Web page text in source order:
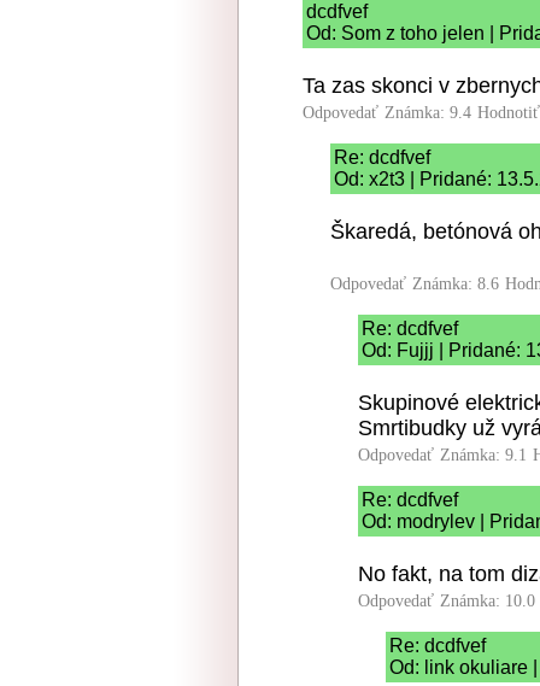
dcdfvef
Od: Som z toho jelen |
Ta zas skonci v
Odpovedať Známka: 9.4
Re: dcdfvef
Od: x2t3 | Pridané:
Škaredá, betónová
Odpovedať Známka: 8.6
Re: dcdfvef
Od: Fujjj | Pridané:
Skupinové
Smrtibudky už
Odpovedať Známka: 9.1
Re: dcdfvef
Od: modrylev |
No fakt, na tom
Odpovedať Známka: 10.0
Re: dcdfvef
Od: link okuliare